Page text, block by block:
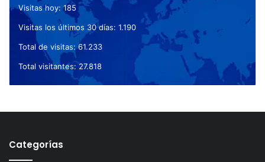
Visitas hoy:185
Visitas los últimos 30 días: 1.190
Total de visitas:61.233
Total visitantes:27.818
Categorías